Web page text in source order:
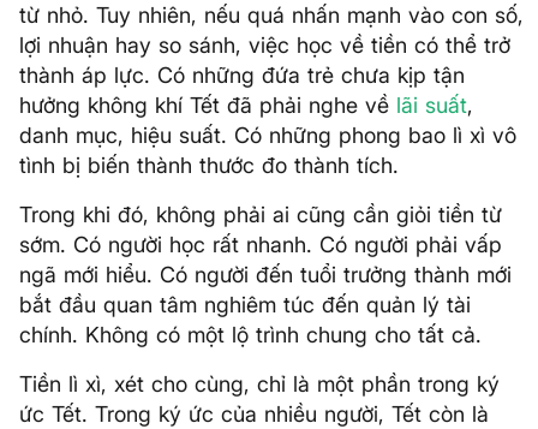
từ nhỏ. Tuy nhiên, nếu quá nhấn mạnh vào con số,
lợi nhuận hay so sánh, việc học về tiền có thể trở
thành áp lực. Có những đứa trẻ chưa kịp tận
hưởng không khí Tết đã phải nghe về lãi suất,
danh mục, hiệu suất. Có những phong bao lì xì vô
tình bị biến thành thước đo thành tích.
Trong khi đó, không phải ai cũng cần giỏi tiền từ
sớm. Có người học rất nhanh. Có người phải vấp
ngã mới hiểu. Có người đến tuổi trưởng thành mới
bắt đầu quan tâm nghiêm túc đến quản lý tài
chính. Không có một lộ trình chung cho tất cả.
Tiền lì xì, xét cho cùng, chỉ là một phần trong ký
ức Tết. Trong ký ức của nhiều người, Tết còn là